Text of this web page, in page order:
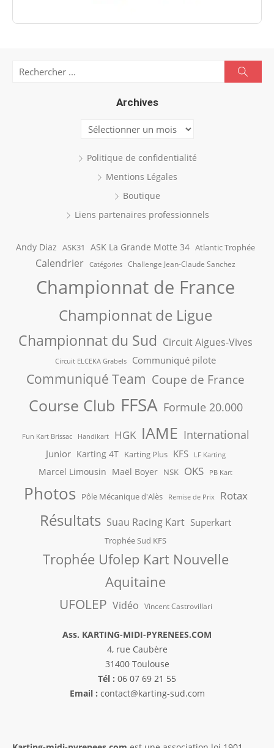
Archives
Archives
Politique de confidentialité
Mentions Légales
Boutique
Liens partenaires professionnels
Andy Diaz ASK31 ASK La Grande Motte 34 Atlantic Trophée
Calendrier Catégories Challenge Jean-Claude Sanchez
Championnat de France
Championnat de Ligue
Championnat du Sud Circuit Aigues-Vives
Circuit ELCEKA Grabels Communiqué pilote
Communiqué Team Coupe de France
Course Club FFSA Formule 20.000
Fun Kart Brissac Handikart HGK IAME International
Junior Karting 4T Karting Plus KFS LF Karting
Marcel Limousin Maël Boyer NSK OKS PB Kart
Photos Pôle Mécanique d'Alès Remise de Prix Rotax
Résultats Suau Racing Kart Superkart
Trophée Sud KFS
Trophée Ufolep Kart Nouvelle
Aquitaine
UFOLEP Vidéo Vincent Castrovillari
Ass. KARTING-MIDI-PYRENEES.COM
4, rue Caubère
31400 Toulouse
Tél : 06 07 69 21 55
Email : contact@karting-sud.com